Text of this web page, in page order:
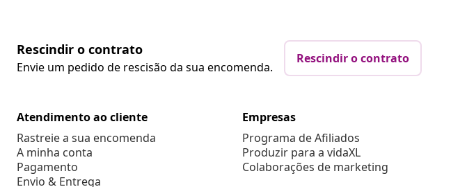
Rescindir o contrato
Envie um pedido de rescisão da sua encomenda.
Rescindir o contrato
Atendimento ao cliente
Rastreie a sua encomenda
A minha conta
Pagamento
Envio & Entrega
Empresas
Programa de Afiliados
Produzir para a vidaXL
Colaborações de marketing